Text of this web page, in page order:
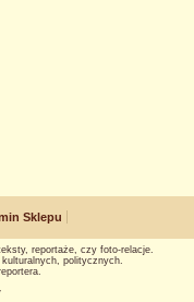
Sklepu
reportaże, czy foto-relacje.
politycznych.